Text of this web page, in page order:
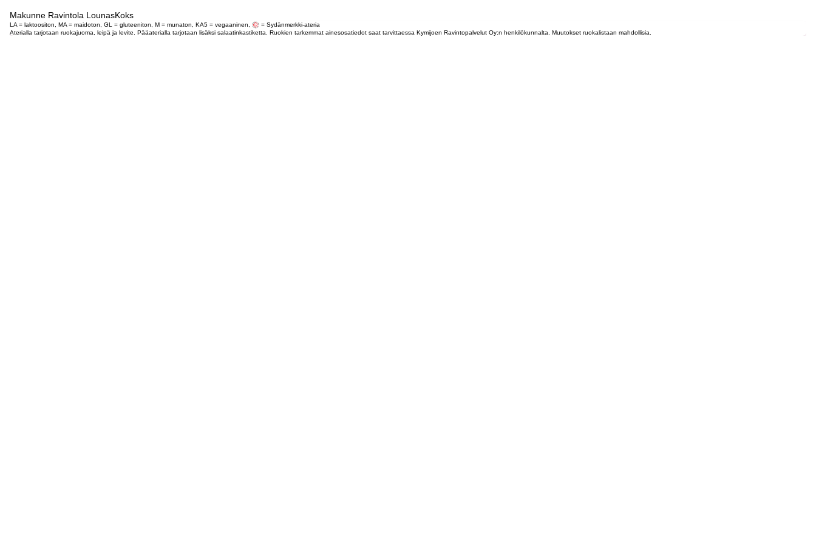
Makunne Ravintola LounasKoks
LA = laktoositon, MA = maidoton, GL = gluteeniton, M = munaton, KA5 = vegaaninen,
= Sydänmerkki-ateria
Aterialla tarjotaan ruokajuoma, leipä ja levite. Pääaterialla tarjotaan lisäksi salaatinkastiketta. Ruokien tarkemmat ainesosatiedot saat tarvittaessa Kymijoen Ravintopalvelut Oy:n henkilökunnalta. Muutokset ruokalistaan mahdollisia.